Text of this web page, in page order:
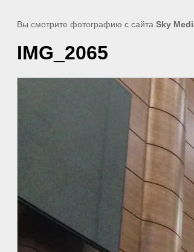
Вы смотрите фотографию с сайта Sky
IMG_2065